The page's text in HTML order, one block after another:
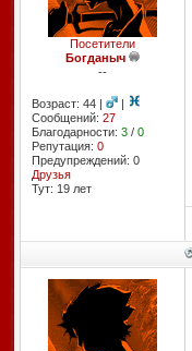
Посетители
Богданыч
--
Возраст: 44 |
|
Сообщений: 27
Благодарности: 3/ 0
Репутация: 0
Предупреждений: 0
Друзья
Тут: 19 лет